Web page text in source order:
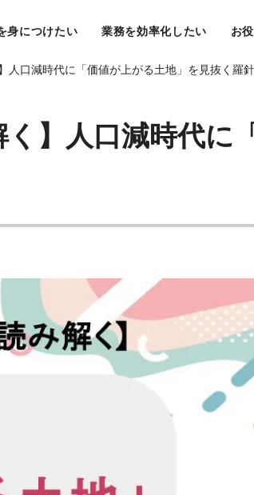
身につけたい 業務を効率化したい お
人口減時代に「価値が上がる土地」を見抜く羅
く】人口減時代に